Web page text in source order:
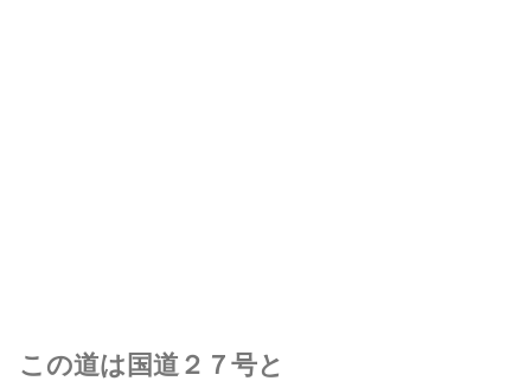
この道は国道２７号と